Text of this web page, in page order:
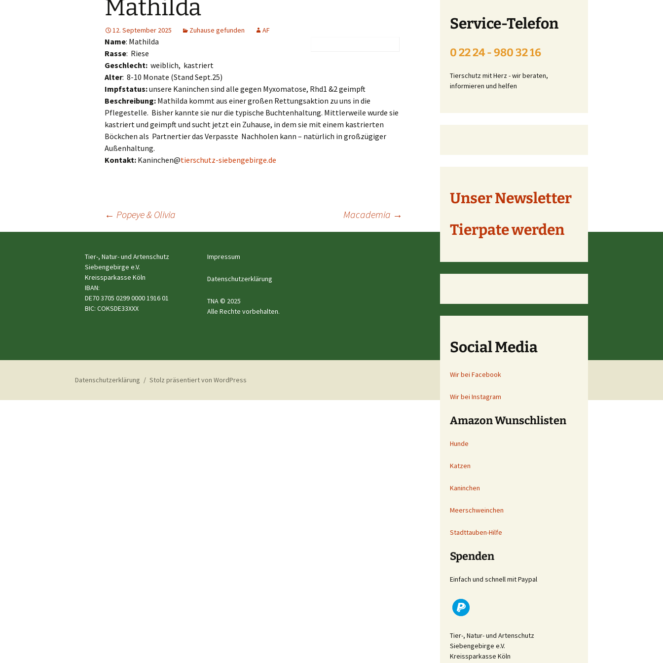
Siebengebirge e.V.
Hunde
1 – 3 Jahre
Hunde Vermittlungshilfe
Katzen Notfellchen
Freibeuter
(G)Oldies
Katzen Vermittlungshilfe
Meerschweinchen
Kaninchen Kaninchen Info
Beispiele für
Gehegehaltung
Schildkröten & Exoten Schildkröten Info
Wellensittiche & Andere
Der Feli-Fonds
Stadttauben-Hilfe
Tier-Patenschaft-
Mathilda
12. September 2025 Zuhause gefunden AF
Name: Mathilda
Rasse: Riese
Geschlecht: weiblich, kastriert
Alter: 8-10 Monate (Stand Sept.25)
Impfstatus:unsere Kaninchen sind alle gegen Myxomatose, Rhd1 &2 geimpft
Beschreibung: Mathilda kommt aus einer großen Rettungsaktion zu uns in die
Pflegestelle. Bisher kannte sie nur die typische Buchtenhaltung. Mittlerweile wurde sie
kastriert und geimpft und sucht jetzt ein Zuhause, in dem sie mit einem kastrierten
Böckchen als Partnertier das Verpasste Nachholen kann – natürlich in großzügiger
Außenhaltung.
Kontakt: Kaninchen@tierschutz-siebengebirge.de
Beitragsnavigation
← Popeye & Olivia Macademia →
Service-Telefon
0 22 24 - 980 32 16
Tierschutz mit Herz - wir beraten,
informieren und helfen
Unser Newsletter
Tierpate werden
Social Media
Wir bei Facebook
Wir bei Instagram
Amazon Wunschlisten
Hunde
Katzen
Kaninchen
Meerschweinchen
Stadttauben-Hilfe
Spenden
Einfach und schnell mit Paypal
Tier-, Natur- und Artenschutz
Siebengebirge e.V.
Kreissparkasse Köln
Tier-, Natur- und Artenschutz
Siebengebirge e.V.
Kreissparkasse Köln
IBAN:
DE70 3705 0299 0000 1916 01
BIC: COKSDE33XXX
Impressum
Datenschutzerklärung
TNA © 2025
Alle Rechte vorbehalten.
Datenschutzerklärung Stolz präsentiert von WordPress